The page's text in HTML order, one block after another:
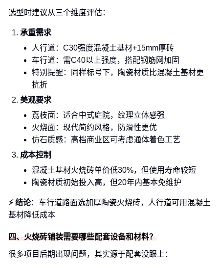
选型时建议从三个维度评估：
承重需求
人行道：C30强度混凝土基材+15mm厚砖
车行道：需C40以上强度，搭配钢筋网加固
特别提醒：同样标号下，陶瓷材质比混凝土基材更
抗折
美观要求
荔枝面：适合中式庭院，纹理立体感强
火烧面：现代简约风格，防滑性更优
仿石质感：高档商业区可考虑通体着色工艺
成本控制
混凝土基材火烧砖单价低30%，但使用寿命较短
陶瓷材质初始投入高，但20年内基本免维护
⚡ 结论：车行道路面选加厚陶瓷火烧砖，人行道可用混凝土
基材降低成本
四、火烧砖铺装需要哪些配套设备和材料？
很多项目后期出现问题，其实源于配套没跟上：